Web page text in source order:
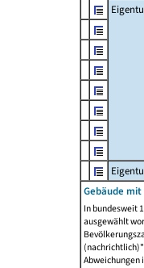
Gebäude
In bundesweit
ausgewählt
Abweichungen